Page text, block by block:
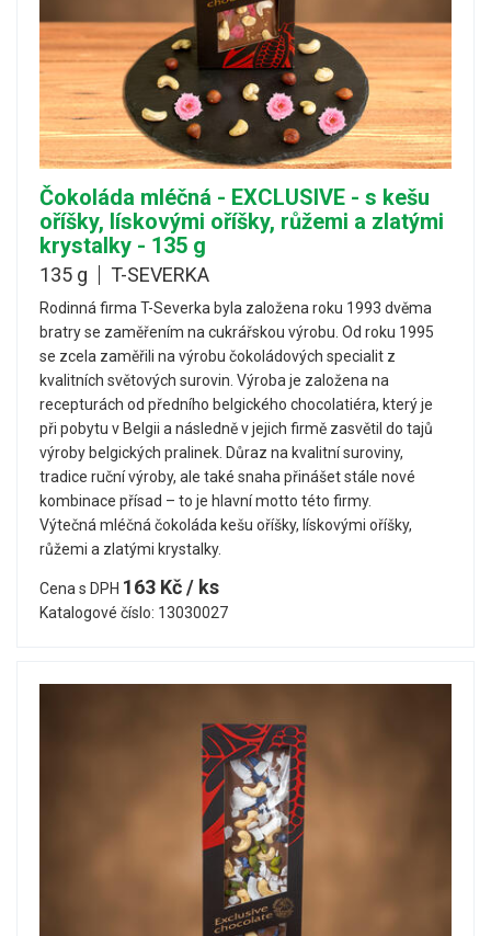
Čokoláda mléčná - EXCLUSIVE - s kešu
oříšky, lískovými oříšky, růžemi a zlatými
krystalky - 135 g
135 g T-SEVERKA
Rodinná firma T-Severka byla založena roku 1993 dvěma
bratry se zaměřením na cukrářskou výrobu. Od roku 1995
se zcela zaměřili na výrobu čokoládových specialit z
kvalitních světových surovin. Výroba je založena na
recepturách od předního belgického chocolatiéra, který je
při pobytu v Belgii a následně v jejich firmě zasvětil do tajů
výroby belgických pralinek. Důraz na kvalitní suroviny,
tradice ruční výroby, ale také snaha přinášet stále nové
kombinace přísad – to je hlavní motto této firmy.
Výtečná mléčná čokoláda kešu oříšky, lískovými oříšky,
růžemi a zlatými krystalky.
Cena s DPH 163 Kč / ks
Katalogové číslo: 13030027